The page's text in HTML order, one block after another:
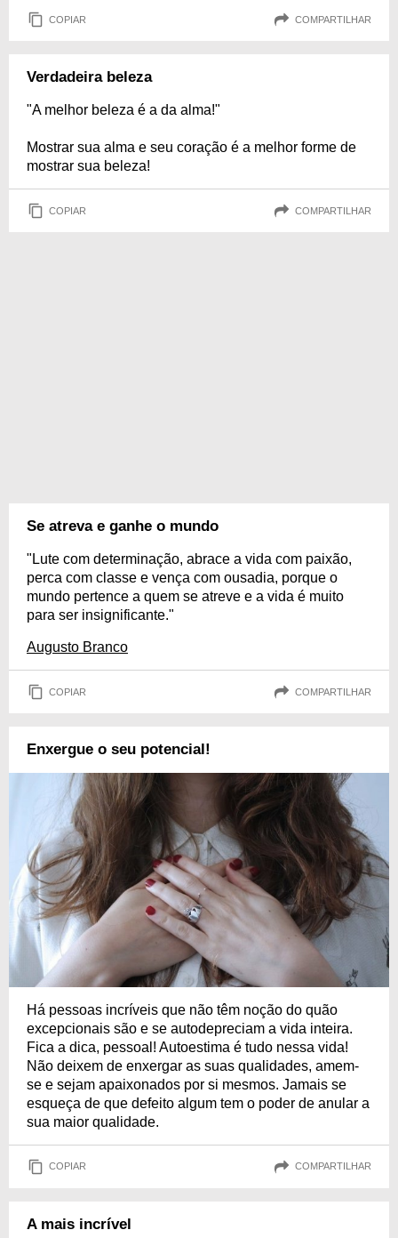
COPIAR COMPARTILHAR
Verdadeira beleza
"A melhor beleza é a da alma!"
Mostrar sua alma e seu coração é a melhor forme de
mostrar sua beleza!
COPIAR COMPARTILHAR
Se atreva e ganhe o mundo
"Lute com determinação, abrace a vida com paixão,
perca com classe e vença com ousadia, porque o
mundo pertence a quem se atreve e a vida é muito
para ser insignificante."
Augusto Branco
COPIAR COMPARTILHAR
Enxergue o seu potencial!
Há pessoas incríveis que não têm noção do quão
excepcionais são e se autodepreciam a vida inteira.
Fica a dica, pessoal! Autoestima é tudo nessa vida!
Não deixem de enxergar as suas qualidades, amem-
se e sejam apaixonados por si mesmos. Jamais se
esqueça de que defeito algum tem o poder de anular a
sua maior qualidade.
COPIAR COMPARTILHAR
A mais incrível